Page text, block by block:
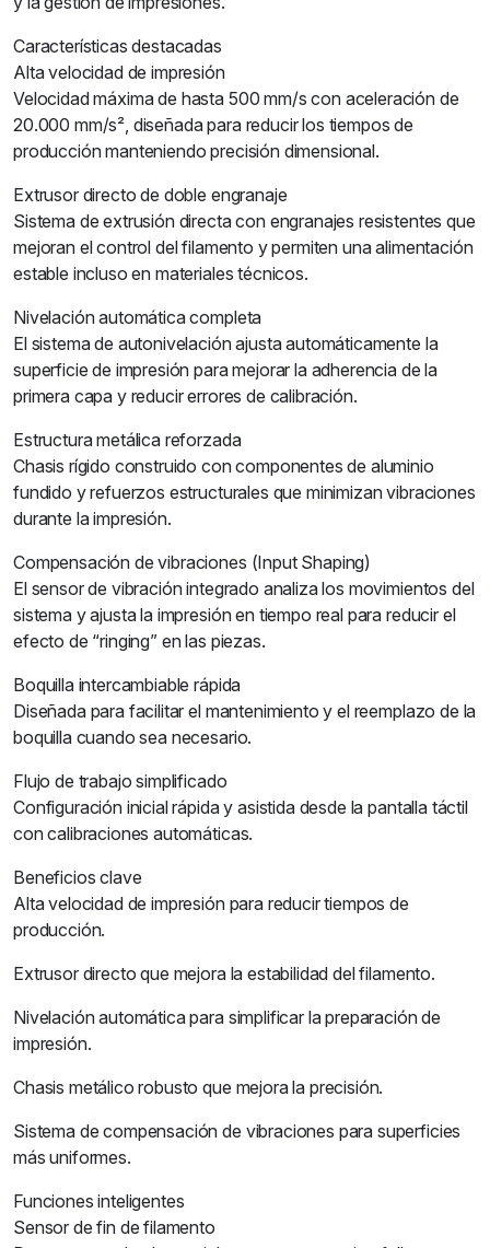
Características destacadas
Alta velocidad de impresión
Velocidad máxima de hasta 500 mm/s con aceleración de
20.000 mm/s², diseñada para reducir los tiempos de
producción manteniendo precisión dimensional.
Extrusor directo de doble engranaje
Sistema de extrusión directa con engranajes resistentes que
mejoran el control del filamento y permiten una alimentación
estable incluso en materiales técnicos.
Nivelación automática completa
El sistema de autonivelación ajusta automáticamente la
superficie de impresión para mejorar la adherencia de la
primera capa y reducir errores de calibración.
Estructura metálica reforzada
Chasis rígido construido con componentes de aluminio
fundido y refuerzos estructurales que minimizan vibraciones
durante la impresión.
Compensación de vibraciones (Input Shaping)
El sensor de vibración integrado analiza los movimientos del
sistema y ajusta la impresión en tiempo real para reducir el
efecto de “ringing” en las piezas.
Boquilla intercambiable rápida
Diseñada para facilitar el mantenimiento y el reemplazo de la
boquilla cuando sea necesario.
Flujo de trabajo simplificado
Configuración inicial rápida y asistida desde la pantalla táctil
con calibraciones automáticas.
Beneficios clave
Alta velocidad de impresión para reducir tiempos de
producción.
Extrusor directo que mejora la estabilidad del filamento.
Nivelación automática para simplificar la preparación de
impresión.
Chasis metálico robusto que mejora la precisión.
Sistema de compensación de vibraciones para superficies
más uniformes.
Funciones inteligentes
Sensor de fin de filamento